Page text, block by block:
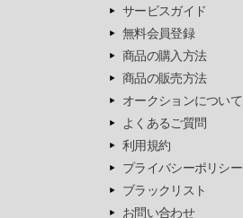
サービスガイド
無料会員登録
商品の購入方法
商品の販売方法
オークションについて
よくあるご質問
利用規約
プライバシーポリシー
ブラックリスト
お問い合わせ